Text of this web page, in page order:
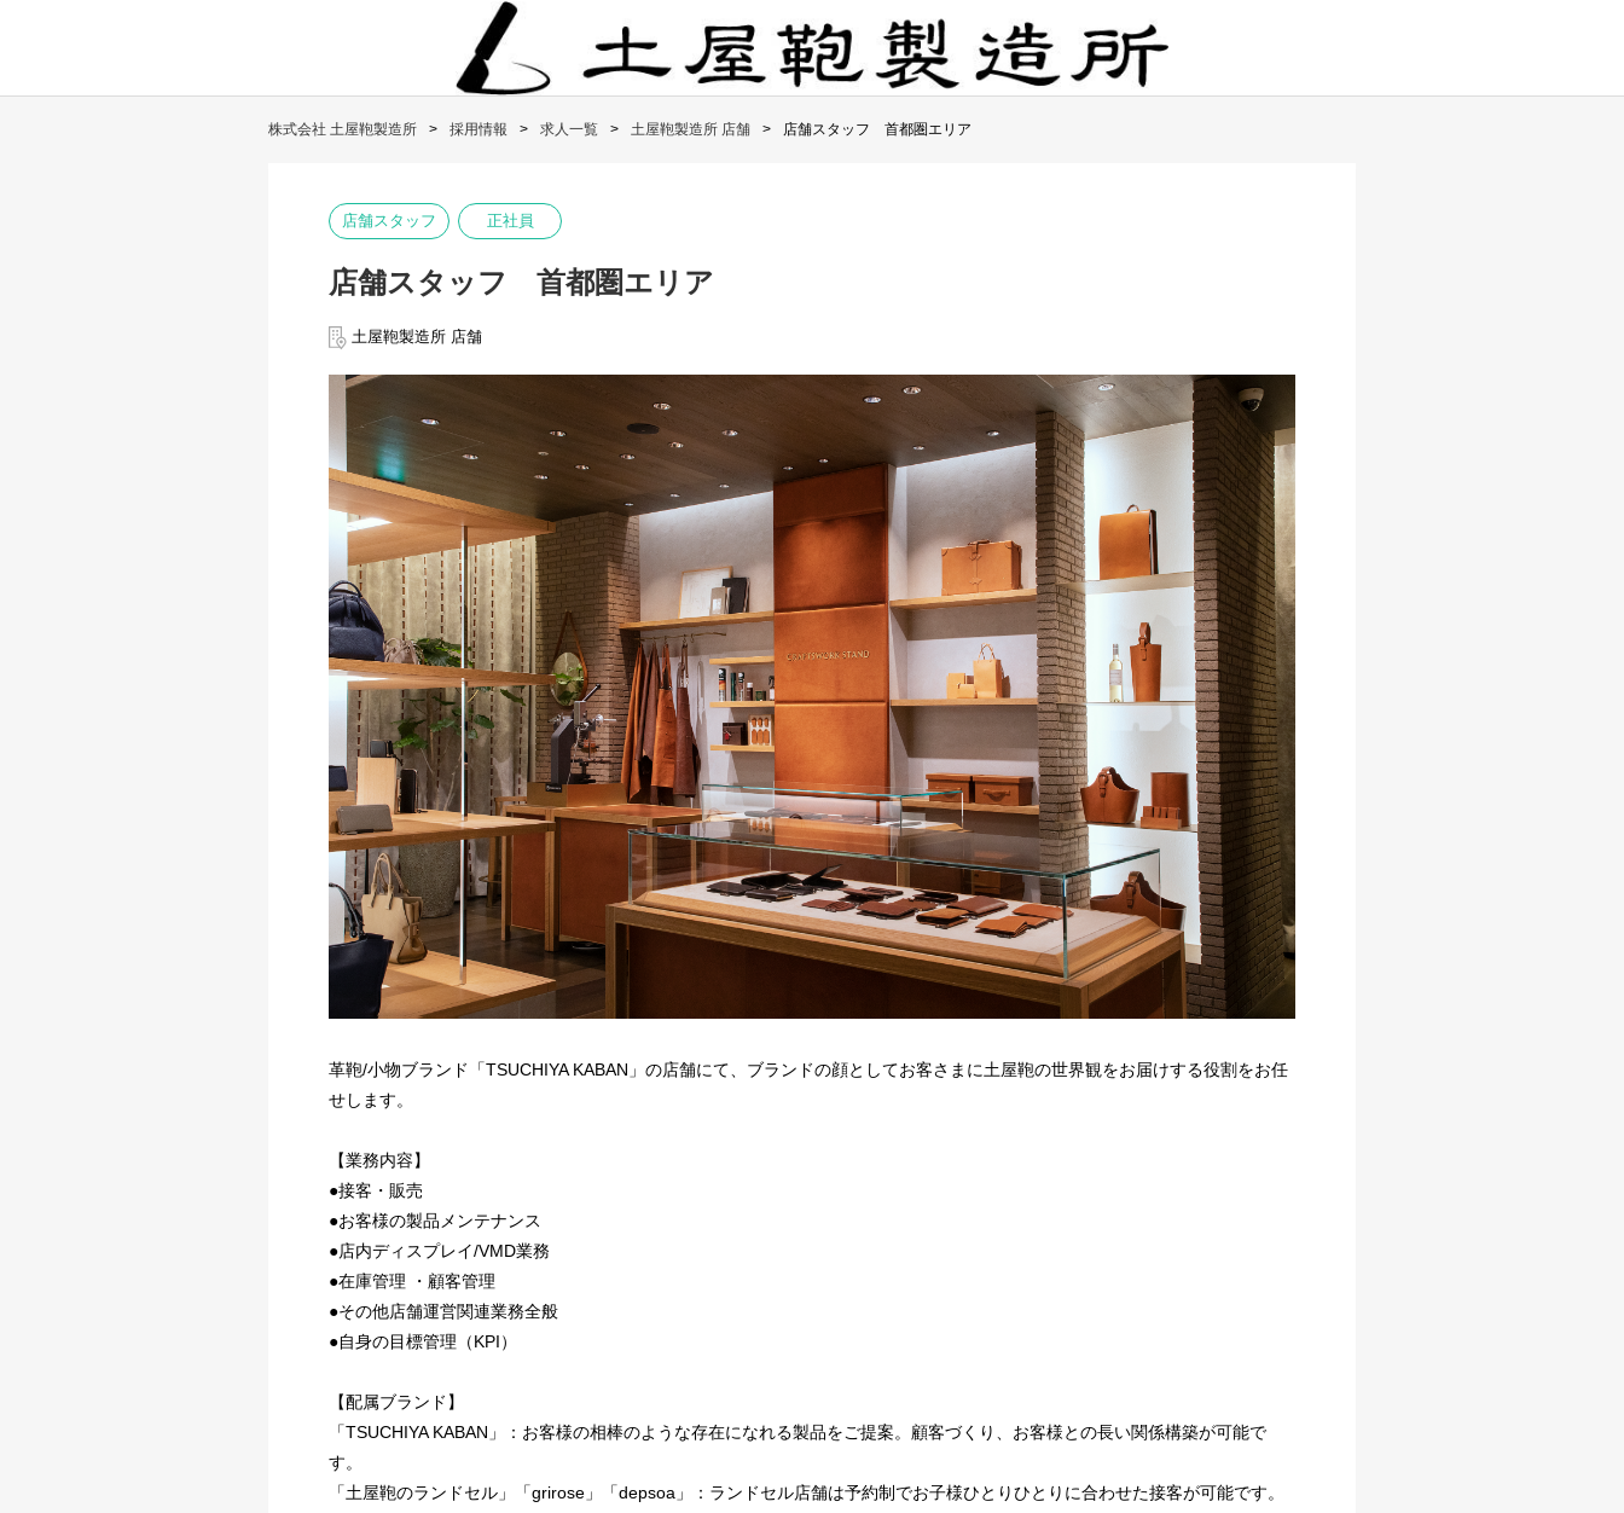
株式会社 土屋鞄製造所 採用情報 求人一覧 土屋鞄製造所 店舗 店舗スタッフ 首都圏エリア
店舗スタッフ 正社員
店舗スタッフ 首都圏エリア
土屋鞄製造所 店舗
革鞄/小物ブランド「TSUCHIYA KABAN」の店舗にて、ブランドの顔としてお客さまに土屋鞄の世界観をお届けする役割をお任
せします。
【業務内容】
●接客・販売
●お客様の製品メンテナンス
●店内ディスプレイ/VMD業務
●在庫管理 ・顧客管理
●その他店舗運営関連業務全般
●自身の目標管理（KPI）
【配属ブランド】
「TSUCHIYA KABAN」：お客様の相棒のような存在になれる製品をご提案。顧客づくり、お客様との長い関係構築が可能で
す。
「土屋鞄のランドセル」「grirose」「depsoa」：ランドセル店舗は予約制でお子様ひとりひとりに合わせた接客が可能です。